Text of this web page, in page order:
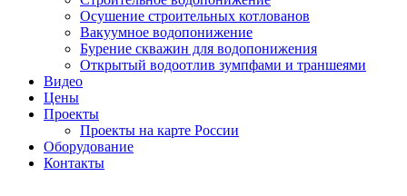
Осушение строительных котлованов
Вакуумное водопонижение
Бурение скважин для водопонижения
Открытый водоотлив зумпфами и траншеями
Видео
Цены
Проекты
Проекты на карте России
Оборудование
Контакты